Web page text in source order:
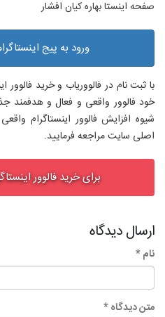
صفحه اینستا بهاره کیان افشار
ورود به پیج
با ثبت نام در فالووریاب و خرید فالوور
خود فالوور واقعی و فعال و هدفمند
شیوه افزایش فالوور اینستاگرام
اصلی سایت مراجعه فرمایید.
برای خرید فالوور
ارسال دیدگاه
نام *
متن دیدگاه *